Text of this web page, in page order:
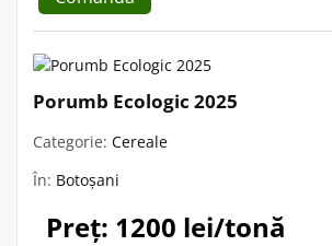
Porumb Ecologic 2025
Categorie: Cereale
În: Botoșani
Preț: 1200 lei/tonă